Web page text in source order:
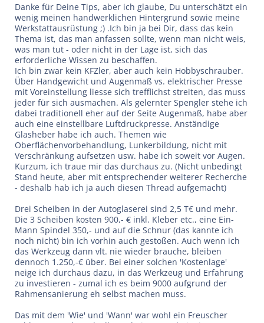
Danke für Deine Tips, aber ich glaube, Du unterschätzt ein
wenig meinen handwerklichen Hintergrund sowie meine
Werkstattausrüstung ;) .Ich bin ja bei Dir, dass das kein
Thema ist, das man anfassen sollte, wenn man nicht weis,
was man tut - oder nicht in der Lage ist, sich das
erforderliche Wissen zu beschaffen.
Ich bin zwar kein KFZler, aber auch kein Hobbyschrauber.
Über Handgewicht und Augenmaß vs. elektrischer Presse
mit Voreinstellung liesse sich trefflichst streiten, das muss
jeder für sich ausmachen. Als gelernter Spengler stehe ich
dabei traditionell eher auf der Seite Augenmaß, habe aber
auch eine einstellbare Luftdruckpresse. Anständige
Glasheber habe ich auch. Themen wie
Oberflächenvorbehandlung, Lunkerbildung, nicht mit
Verschränkung aufsetzen usw. habe ich soweit vor Augen.
Kurzum, ich traue mir das durchaus zu. (Nicht unbedingt
Stand heute, aber mit entsprechender weiterer Recherche
- deshalb hab ich ja auch diesen Thread aufgemacht)
Drei Scheiben in der Autoglaserei sind 2,5 T€ und mehr.
Die 3 Scheiben kosten 900,- € inkl. Kleber etc., eine Ein-
Mann Spindel 350,- und auf die Schnur (das kannte ich
noch nicht) bin ich vorhin auch gestoßen. Auch wenn ich
das Werkzeug dann vlt. nie wieder brauche, bleiben
dennoch 1.250,-€ über. Bei einer solchen 'Kostenlage'
neige ich durchaus dazu, in das Werkzeug und Erfahrung
zu investieren - zumal ich es beim 9000 aufgrund der
Rahmensanierung eh selbst machen muss.
Das mit dem 'Wie' und 'Wann' war wohl ein Freuscher